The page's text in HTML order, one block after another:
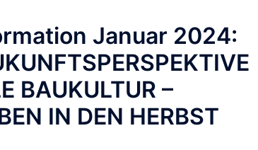
Januar 2024:
BAUKULTUR –
IN DEN HERBST